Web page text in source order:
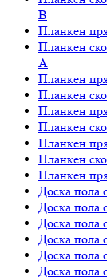
В
Планкен
Планкен
А
Планкен
Планкен
Планкен
Планкен
Планкен
Планкен
Планкен
Доска пола
Доска пола
Доска пола
Доска пола
Доска пола
Доска пола